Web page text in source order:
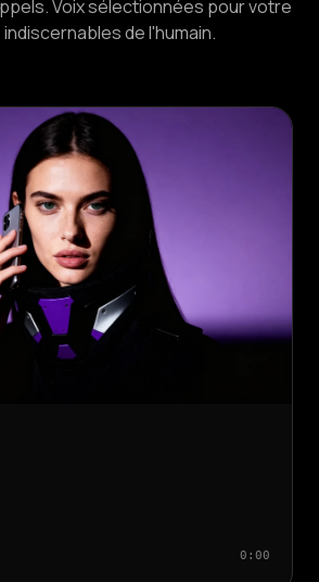
Voix sélectionnées pour votre
de l'humain.
0:00